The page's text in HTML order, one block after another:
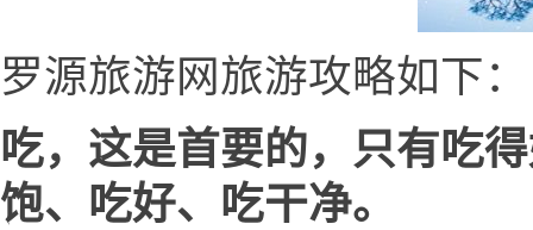
罗源旅游网旅游攻略如下：
吃，这是首要的，只有吃
饱、吃好、吃干净。